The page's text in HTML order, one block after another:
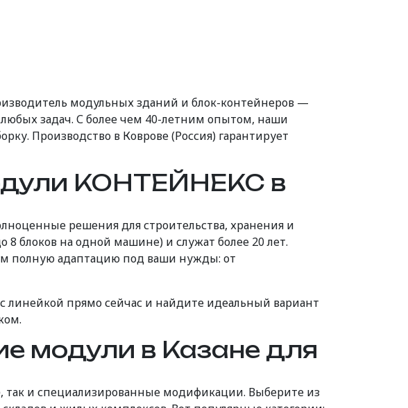
модульных зданий и блок-контейнеров —
задач. С более чем 40-летним опытом, наши
Производство в Коврове (Россия) гарантирует
КОНТЕЙНЕКС в
решения для строительства, хранения и
блоков на одной машине) и служат более 20 лет.
полную адаптацию под ваши нужды: от
линейкой прямо сейчас и найдите идеальный вариант
модули в Казане для
так и специализированные модификации. Выберите из